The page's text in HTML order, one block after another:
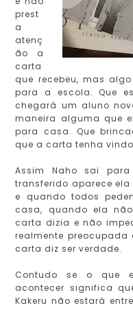
prest
a
atenç
ão a
carta
que recebeu, mas
para a escola. Que
chegará um aluno
maneira alguma que
para casa. Que
que a carta tenha
Assim Naho sai
transferido aparece
e quando todos
casa, quando ela
carta dizia e não
realmente
carta diz ser verdade.
Contudo se o que
acontecer significa
Kakeru não estará